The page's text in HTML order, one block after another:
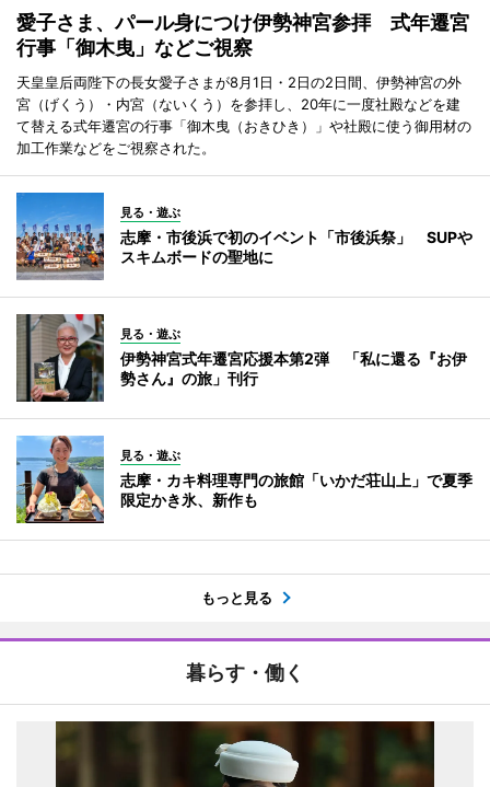
愛子さま、パール身につけ伊勢神宮参拝 式年遷宮
行事「御木曳」などご視察
天皇皇后両陛下の長女愛子さまが8月1日・2日の2日間、伊勢神宮の外
宮（げくう）・内宮（ないくう）を参拝し、20年に一度社殿などを建
て替える式年遷宮の行事「御木曳（おきひき）」や社殿に使う御用材の
加工作業などをご視察された。
見る・遊ぶ
志摩・市後浜で初のイベント「市後浜祭」 SUPや
スキムボードの聖地に
見る・遊ぶ
伊勢神宮式年遷宮応援本第2弾 「私に還る『お伊
勢さん』の旅」刊行
見る・遊ぶ
志摩・カキ料理専門の旅館「いかだ荘山上」で夏季
限定かき氷、新作も
もっと見る
暮らす・働く